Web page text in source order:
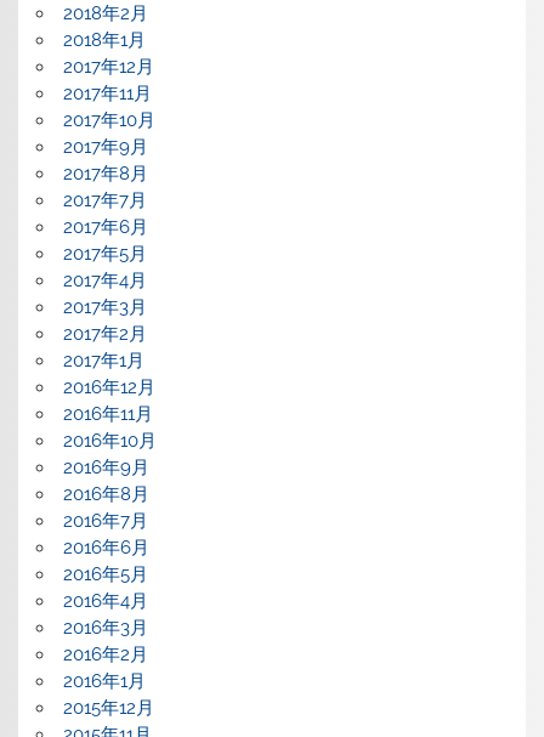
2018年2月
2018年1月
2017年12月
2017年11月
2017年10月
2017年9月
2017年8月
2017年7月
2017年6月
2017年5月
2017年4月
2017年3月
2017年2月
2017年1月
2016年12月
2016年11月
2016年10月
2016年9月
2016年8月
2016年7月
2016年6月
2016年5月
2016年4月
2016年3月
2016年2月
2016年1月
2015年12月